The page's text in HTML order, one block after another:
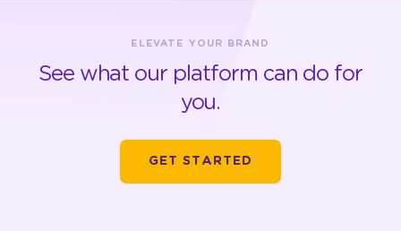
ELEVATE YOUR BRAND
See what our platform can do for
you.
GET STARTED